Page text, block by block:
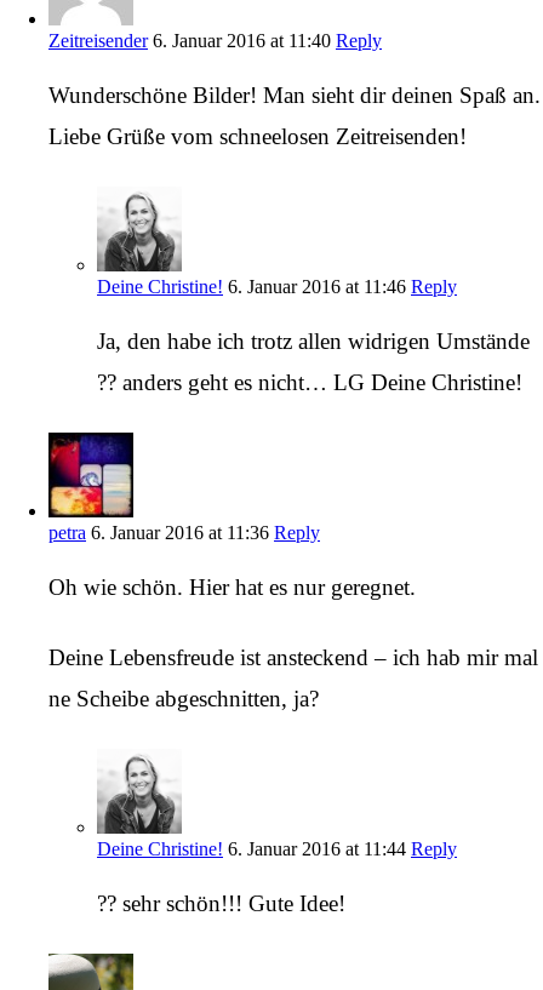
Zeitreisender 6. Januar 2016 at 11:40 Reply
Wunderschöne Bilder! Man sieht dir deinen Spaß an.
Liebe Grüße vom schneelosen Zeitreisenden!
Deine Christine! 6. Januar 2016 at 11:46 Reply
Ja, den habe ich trotz allen widrigen Umstände
?? anders geht es nicht… LG Deine Christine!
petra 6. Januar 2016 at 11:36 Reply
Oh wie schön. Hier hat es nur geregnet.
Deine Lebensfreude ist ansteckend – ich hab mir mal
ne Scheibe abgeschnitten, ja?
Deine Christine! 6. Januar 2016 at 11:44 Reply
?? sehr schön!!! Gute Idee!